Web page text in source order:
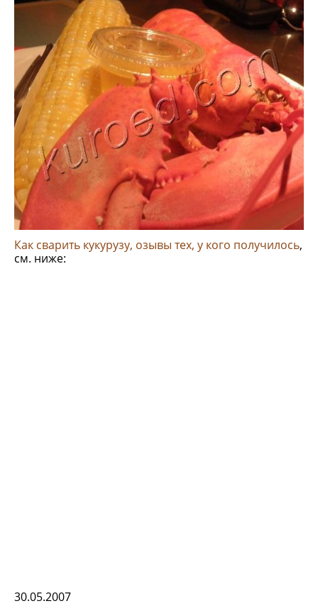
Как сварить кукурузу, озывы тех, у кого получилось,
см. ниже:
30.05.2007